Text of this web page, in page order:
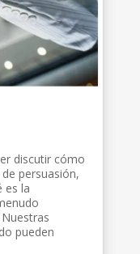
discutir cómo
persuasión,
es la
pueden